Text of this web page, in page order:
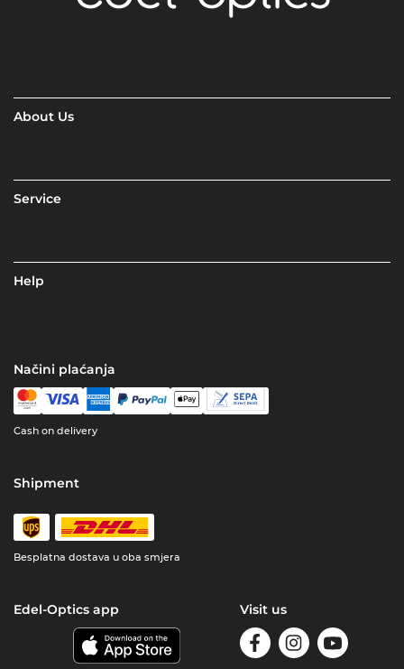
About Us
Service
Help
Načini plaćanja
Cash on delivery
Shipment
Besplatna dostava u oba smjera
Edel-Optics app Visit us